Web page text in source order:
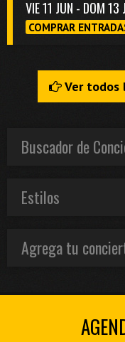
VIE 11 JUN - DOM 13
COMPRAR
Ver todos
Buscador de
Estilos
Agrega tu